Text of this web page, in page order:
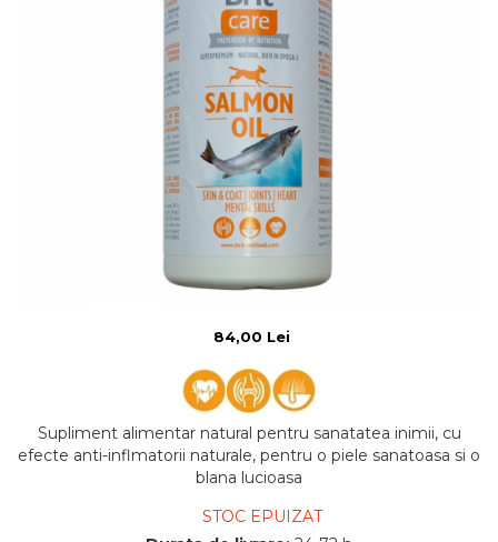
84,00 Lei
Supliment alimentar natural pentru sanatatea inimii, cu
efecte anti-inflmatorii naturale, pentru o piele sanatoasa si o
blana lucioasa
STOC EPUIZAT